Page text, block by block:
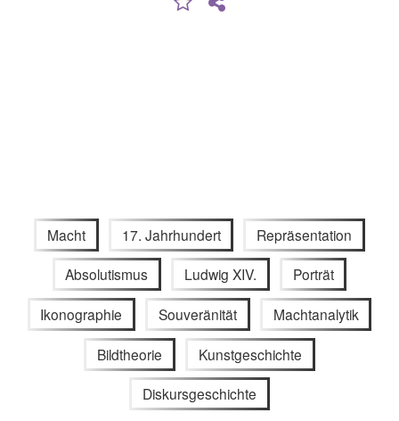
Macht 17. Jahrhundert Repräsentation
Absolutismus Ludwig XIV. Porträt
Ikonographie Souveränität Machtanalytik
Bildtheorie Kunstgeschichte
Diskursgeschichte